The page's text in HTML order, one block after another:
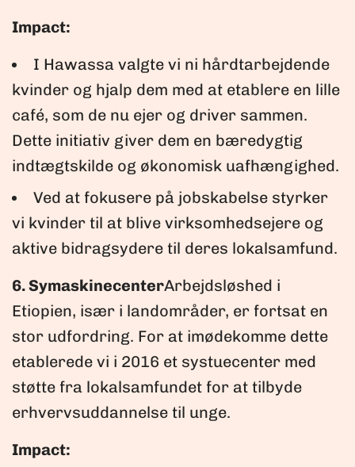
Impact:
I Hawassa valgte vi ni hårdtarbejdende
kvinder og hjalp dem med at etablere en lille
café, som de nu ejer og driver sammen.
Dette initiativ giver dem en bæredygtig
indtægtskilde og økonomisk uafhængighed.
Ved at fokusere på jobskabelse styrker
vi kvinder til at blive virksomhedsejere og
aktive bidragsydere til deres lokalsamfund.
6. SymaskinecenterArbejdsløshed i
Etiopien, især i landområder, er fortsat en
stor udfordring. For at imødekomme dette
etablerede vi i 2016 et systuecenter med
støtte fra lokalsamfundet for at tilbyde
erhvervsuddannelse til unge.
Impact: